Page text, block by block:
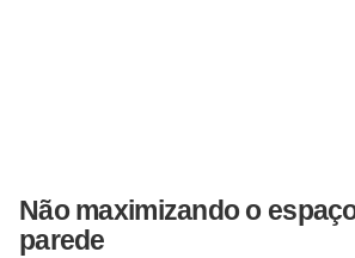
Não maximizando o
parede